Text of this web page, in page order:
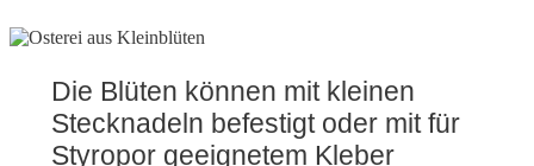
Die Blüten können mit kleinen
Stecknadeln befestigt oder mit für
Styropor geeignetem Kleber